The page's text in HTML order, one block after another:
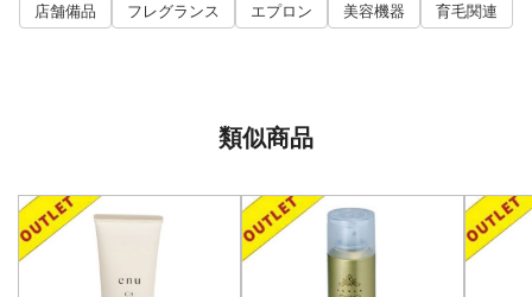
店舗備品
フレグランス エプロン 美容機器 育毛関連
類似商品